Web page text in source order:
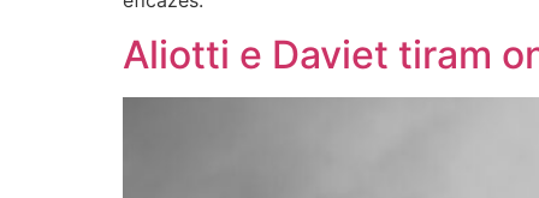
Aliotti e Daviet tiram